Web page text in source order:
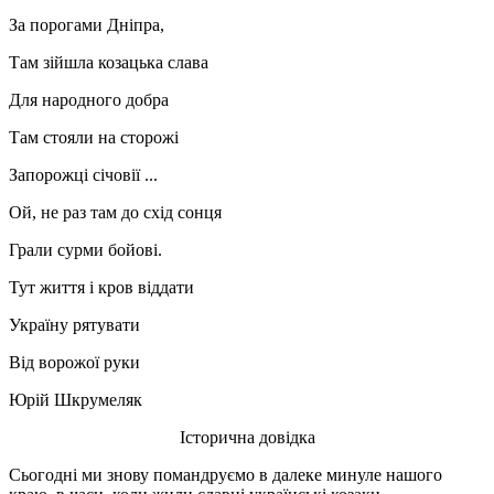
За порогами Дніпра,
Там зійшла козацька слава
Для народного добра
Там стояли на сторожі
Запорожці січовії ...
Ой, не раз там до схід сонця
Грали сурми бойові.
Тут життя і кров віддати
Україну рятувати
Від ворожої руки
Юрій Шкрумеляк
Історична довідка
Сьогодні ми знову помандруємо в далеке минуле нашого